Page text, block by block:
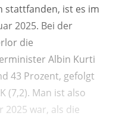
stattfanden, ist es im
2025. Bei der
die
Albin Kurti
43 Prozent, gefolgt
(7,2). Man ist also
war, als die